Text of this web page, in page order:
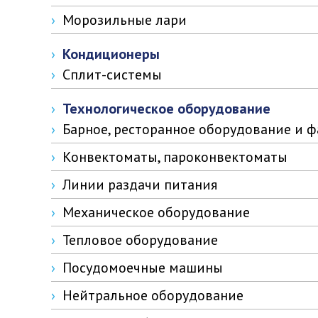
Морозильные лари
Кондиционеры
Сплит-системы
Технологическое оборудование
Барное, ресторанное оборудование и
Конвектоматы, пароконвектоматы
Линии раздачи питания
Механическое оборудование
Тепловое оборудование
Посудомоечные машины
Нейтральное оборудование